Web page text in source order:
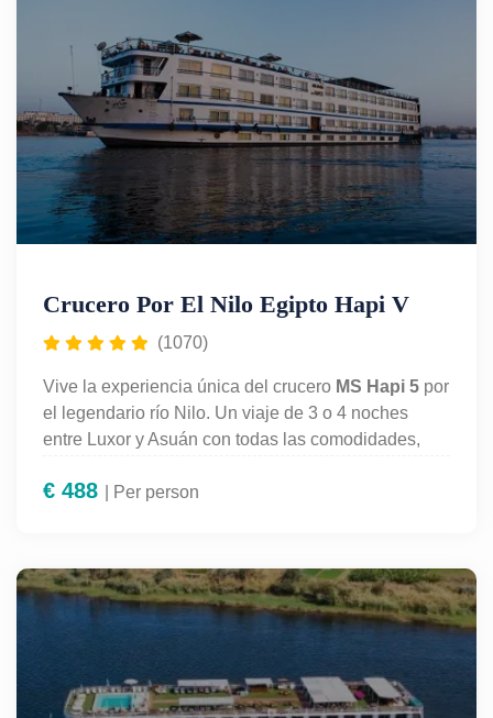
Crucero Por El Nilo Egipto Hapi V
(1070)
Vive la experiencia única del crucero MS Hapi 5 por
el legendario río Nilo. Un viaje de 3 o 4 noches
entre Luxor y Asuán con todas las comodidades,
más impresionantes de Egipto: Karnak, Luxor, Edfu,
entretenimiento a bordo mientras descubres la
historia faraónica. Una opción ideal para quienes
buscan un viaje de ensueño por Egipto con todo
€ 488 | Per person